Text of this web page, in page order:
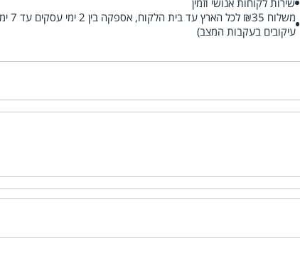
שירות לקוחות אנושי וזמין
משלוח
עיקובים בעקבות המצב)